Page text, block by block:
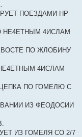
ПОЕЗДАМИ НР
НЕ4ЕТНЫМ 4ИСЛАМ
ПО ЖЛОБИНУ
4ИСЛАМ
ПО ГОМЕЛЮ С
ИЗ ФЕОДОСИИ
ИЗ ГОМЕЛЯ СО 2/7